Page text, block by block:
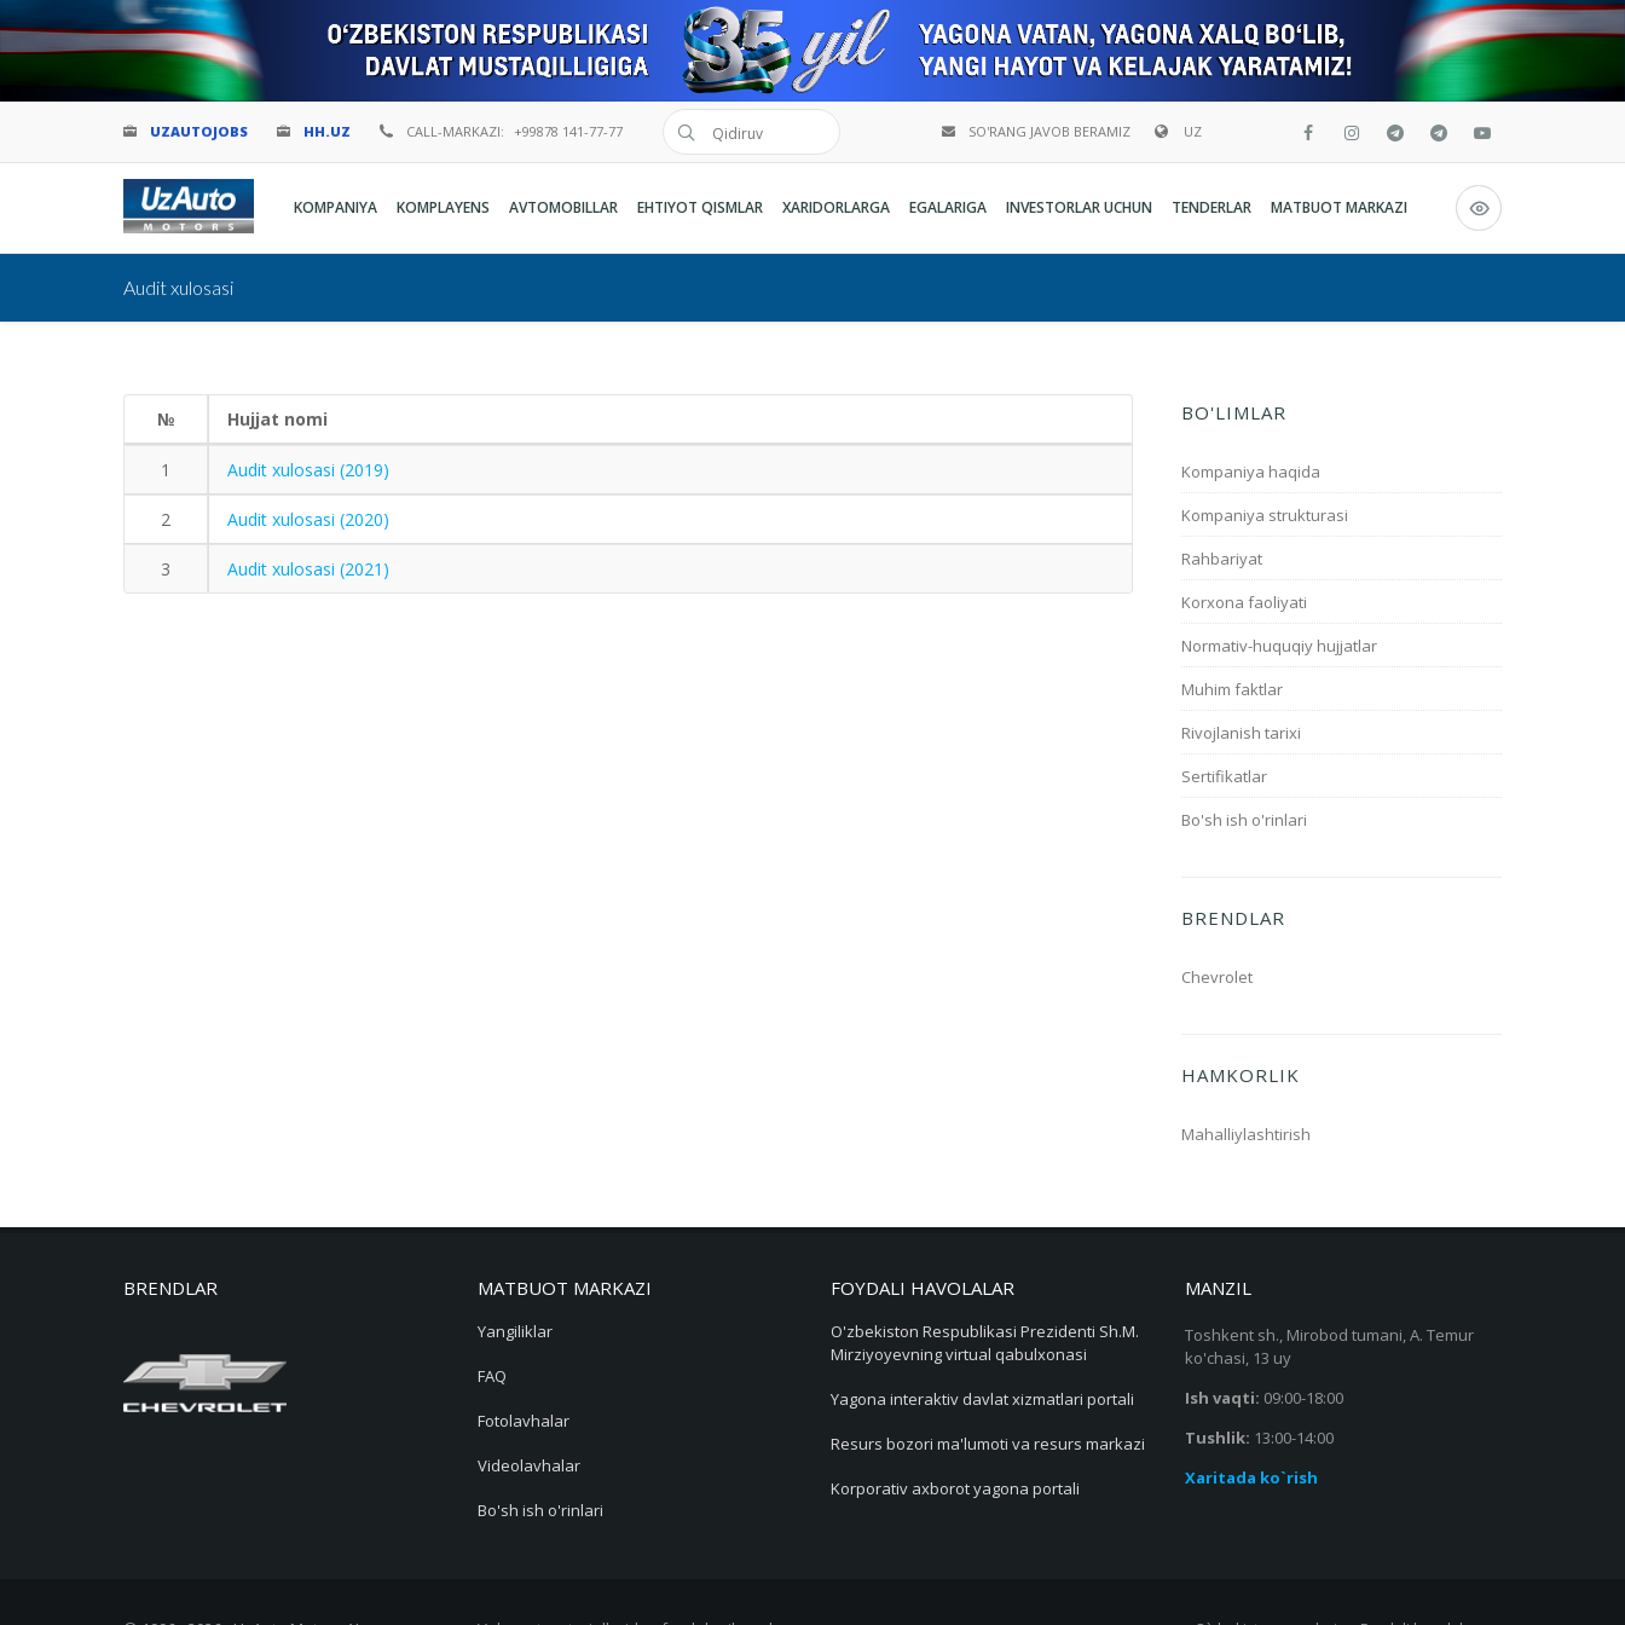
UZAUTOJOBS HH.UZ CALL-MARKAZI: +99878 141-77-77 UZ
O`zbekcha
English
SO'RANG JAVOB BERAMIZ
KOMPANIYA KOMPLAYENS AVTOMOBILLAR EHTIYOT QISMLAR XARIDORLARGA EGALARIGA INVESTORLAR UCHUN TENDERLAR MATBUOT MARKAZI
Audit xulosasi
№ Hujjat nomi
1 Audit xulosasi (2019)
2 Audit xulosasi (2020)
3 Audit xulosasi (2021)
BO'LIMLAR
Kompaniya haqida
Kompaniya strukturasi
Rahbariyat
Korxona faoliyati
Normativ-huquqiy hujjatlar
Muhim faktlar
Rivojlanish tarixi
Sertifikatlar
Bo'sh ish o'rinlari
BRENDLAR
Chevrolet
HAMKORLIK
Mahalliylashtirish
BRENDLAR MATBUOT MARKAZI
Yangiliklar
FAQ
Fotolavhalar
Videolavhalar
Bo'sh ish o'rinlari
FOYDALI HAVOLALAR
O'zbekiston Respublikasi Prezidenti Sh.M.
Mirziyoyevning virtual qabulxonasi
Yagona interaktiv davlat xizmatlari portali
Resurs bozori ma'lumoti va resurs markazi
Korporativ axborot yagona portali
MANZIL
Toshkent sh., Mirobod tumani, A. Temur
ko'chasi, 13 uy
Ish vaqti: 09:00-18:00
Tushlik: 13:00-14:00
Xaritada ko`rish